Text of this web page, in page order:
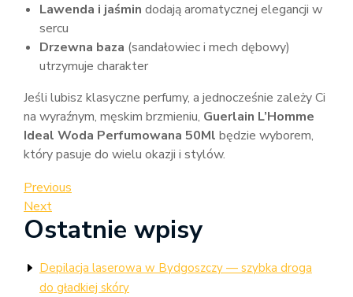
Lawenda i jaśmin dodają aromatycznej elegancji w
sercu
Drzewna baza (sandałowiec i mech dębowy)
utrzymuje charakter
Jeśli lubisz klasyczne perfumy, a jednocześnie zależy Ci
na wyraźnym, męskim brzmieniu, Guerlain L’Homme
Ideal Woda Perfumowana 50Ml będzie wyborem,
który pasuje do wielu okazji i stylów.
Nawigacja
wpisu
Previous
Post
Previous
Next
Post
Next
Ostatnie wpisy
Depilacja laserowa w Bydgoszczy — szybka droga
do gładkiej skóry